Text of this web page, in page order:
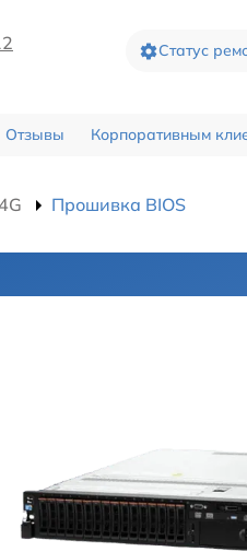
Статус
Отзывы Корпоративным
Прошивка BIOS